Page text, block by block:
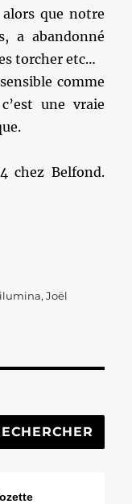
que notre
a abandonné
torcher etc…
comme
une vraie
chez Belfond.
,Joël